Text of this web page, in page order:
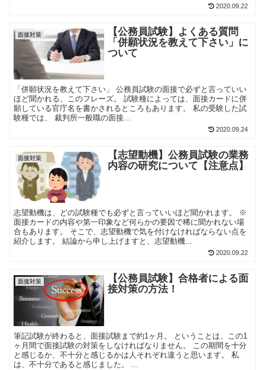
2020.09.22
面接対策
【公務員試験】よくある質問
「併願状況を教えて下さい」に
ついて
「併願状況を教えて下さい」 公務員試験の面接で必ずと言っていい
ほど聞かれる、このフレーズ。 試験種によっては、面接カードに併
願している官庁名を書かされるところもあります。 私の受験した試
験種では、 裁判所一般職の面接...
2020.09.24
面接対策
【志望動機】公務員試験の業務
内容の研究について【注意点】
志望動機は、どの試験種でも必ずと言っていいほど聞かれます。 ※
面接カードの内容や第一印象など何らかの要因で稀に聞かれない場
合もあります。 そこで、志望動機で気を付けなければならない点を
紹介します。 結論から申し上げますと、志望動機...
2020.09.22
面接対策
【公務員試験】合格者による面
接対策の方法！
筆記試験が終わると、面接試験まで約1ヶ月。 ということは、この1
ヶ月間で面接試験の対策をしなければなりません。 この期間を十分
と感じるか、不十分と感じるかは人それぞれ違うと思います。 私
は、不十分であると感じました。 ...